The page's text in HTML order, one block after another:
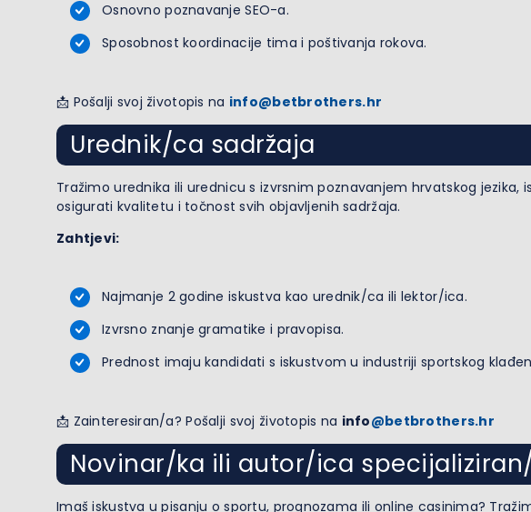
Osnovno poznavanje SEO-a.
Sposobnost koordinacije tima i poštivanja rokova.
📩 Pošalji svoj životopis na info@betbrothers.hr
Urednik/ca sadržaja
Tražimo urednika ili urednicu s izvrsnim poznavanjem hrvatskog
osigurati kvalitetu i točnost svih objavljenih sadržaja.
Zahtjevi:
Najmanje 2 godine iskustva kao urednik/ca ili lektor/ica.
Izvrsno znanje gramatike i pravopisa.
Prednost imaju kandidati s iskustvom u industriji sportskog
📩 Zainteresiran/a? Pošalji svoj životopis na info@betbrothers.hr
Novinar/ka ili autor/ica
Imaš iskustva u pisanju o sportu, prognozama ili online casinima?